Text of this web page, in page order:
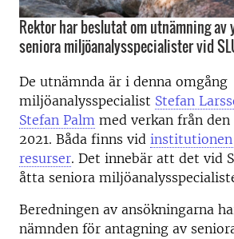
Rektor har beslutat om utnämning
seniora miljöanalysspecialister vid
De utnämnda är i denna omgång
miljöanalysspecialist Stefan
Stefan Palm med verkan från den
2021. Båda finns vid
resurser. Det innebär att det vid
åtta seniora
Beredningen av ansökningarna
nämnden för antagning av